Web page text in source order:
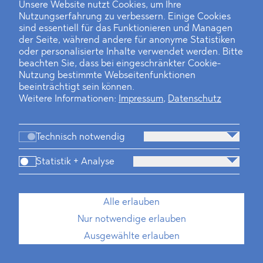
Unsere Website nutzt Cookies, um Ihre
Nutzungserfahrung zu verbessern. Einige Cookies
sind essentiell für das Funktionieren und Managen
der Seite, während andere für anonyme Statistiken
oder personalisierte Inhalte verwendet werden. Bitte
beachten Sie, dass bei eingeschränkter Cookie-
Nutzung bestimmte Webseitenfunktionen
beeinträchtigt sein können.
Weitere Informationen:
Impressum, Datenschutz
Technisch notwendig
Statistik + Analyse
Alle erlauben
Nur notwendige erlauben
Ausgewählte erlauben
und Russland in Riad zufolge könnte eine
Lockerung der Öl- und Energiesanktionen
der größte Anreiz für Russland sein,
Verhandlungen mit der Ukraine
aufzunehmen.
Es bleibt abzuwarten, ob und inwieweit
sich die USA bei ihren Erwägung mit der
EU abstimmen werden und wie der US-
Kongress auf die möglichen Lockerungen
oder Aufhebungen der Sanktionen gegen
Russland reagiert. Theoretisch besteht
Kongress seine Befugnisse nach CAATSA
ausübt, um potenzielle, einseitige
Lockerungen durch Präsident Trump
einzuschränken oder zu verhindern. In der